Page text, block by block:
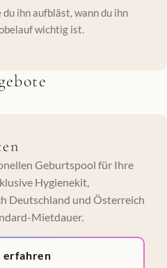
ihn aufbläst, wann du ihn
wichtig ist.
Geburtspool für Ihre
Hygienekit,
Deutschland und Österreich
Mietdauer.
erfahren